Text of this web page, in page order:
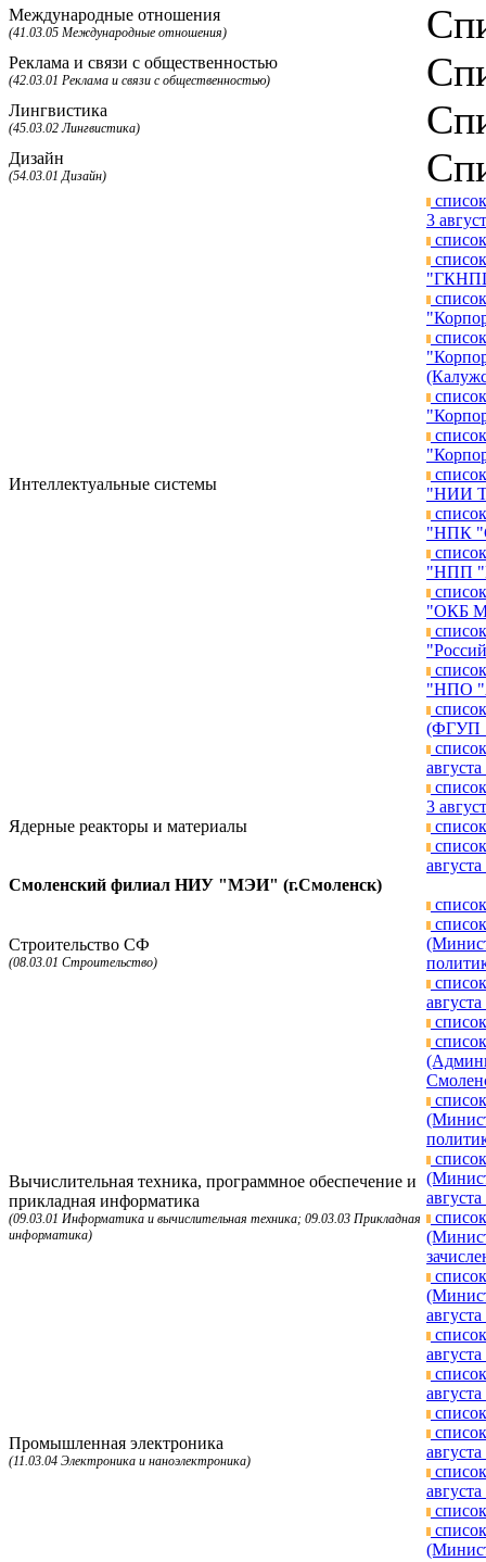
Международные отношения
(41.03.05 Международные отношения)
Реклама и связи с общественностью
(42.03.01 Реклама и связи с общественностью)
Лингвистика
(45.03.02 Лингвистика)
Дизайн
(54.03.01 Дизайн)
Интеллектуальные системы
3
"ГКНПЦ
"НИИ
"НПК
"НПП
"ОКБ
"НПО
(ФГУП
Ядерные реакторы и материалы
3
Смоленский филиал НИУ "МЭИ" (г.Смоленск)
Строительство СФ
(08.03.01 Строительство)
Вычислительная техника, программное обеспечение и
прикладная информатика
(09.03.01 Информатика и вычислительная техника; 09.03.03 Прикладная
информатика)
Промышленная электроника
(11.03.04 Электроника и наноэлектроника)